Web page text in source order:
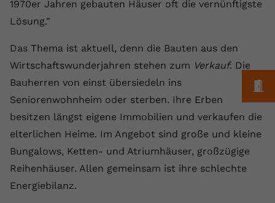
1970er Jahren gebauten Häuser oft die vernünftigste
Lösung."
Das Thema ist aktuell, denn die Bauten aus den
Wirtschaftswunderjahren stehen zum Verkauf. Die
Bauherren von einst übersiedeln ins
Seniorenwohnheim oder sterben. Ihre Erben
besitzen längst eigene Immobilien und verkaufen die
elterlichen Heime. Im Angebot sind große und kleine
Bungalows, Ketten- und Atriumhäuser, großzügige
Reihenhäuser. Allen gemeinsam ist ihre schlechte
Energiebilanz.
Laufzeit 1 Jahr
Zweck
Einstellungen. Unter anderem eine
zufällig generierte ID, für die
historische Speicherung Ihrer
vorgenommen Einstellungen, falls der
Webseiten-Betreiber dies eingestellt
Name fe_typo_user
VPB.de
Zweck
wiederzuerkennen und statistische
Name _gcl au
Zweck
Wird von Google Ads für das
Conversion-Tracking verwendet, um
Website zuzuordnen.
Cookie-Informationen anzeigen
Wir verwenden auf unserer Website externe Inhalte,
um Ihnen zusätzliche Informationen anzubieten.
Anbieter vimeo.com
Vimeo installiert dieses Cookie, um